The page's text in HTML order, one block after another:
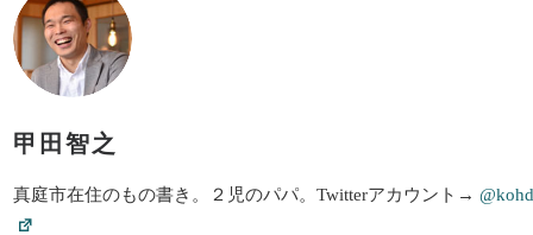
甲田智之
真庭市在住のもの書き。２児のパパ。Twitterアカウント→